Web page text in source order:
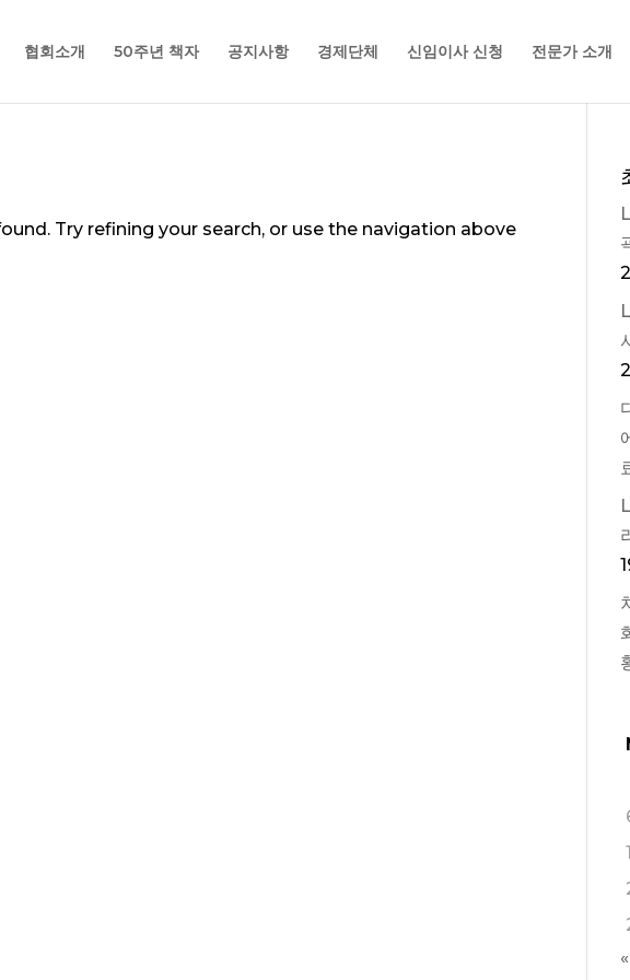
협회소개 50주년 책자 공지사항 경제단체 신임이사 신청 전문가 소개
Try refining your search, or use the navigation above